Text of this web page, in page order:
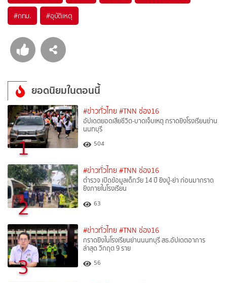
#กทม. #อุบัติเหตุ
ยอดนิยมในตอนนี้
1
#ข่าวทั่วไทย #TNN ช่อง16
อัปเดตยอดเสียชีวิต-บาดเจ็บเหตุ กราดยิงโรงเรียนย่าน
นนทบุรี
504
2
#ข่าวทั่วไทย #TNN ช่อง16
ตำรวจ เปิดข้อมูลเด็กวัย 14 ปี ยิงปู่-ย่า ก่อนมากราด
ยิงภายในโรงเรียน
63
3
#ข่าวทั่วไทย #TNN ช่อง16
กราดยิงในโรงเรียนย่านนนทบุรี สธ.อัปเดตอาการ
ล่าสุด วิกฤต 9 ราย
56